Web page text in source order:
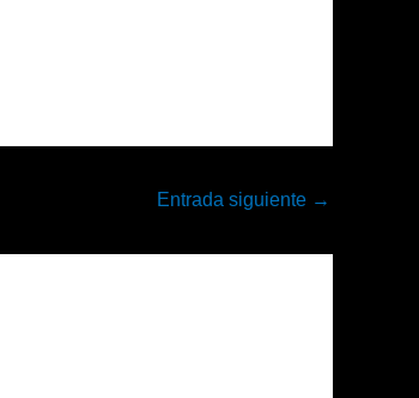
Entrada siguiente →